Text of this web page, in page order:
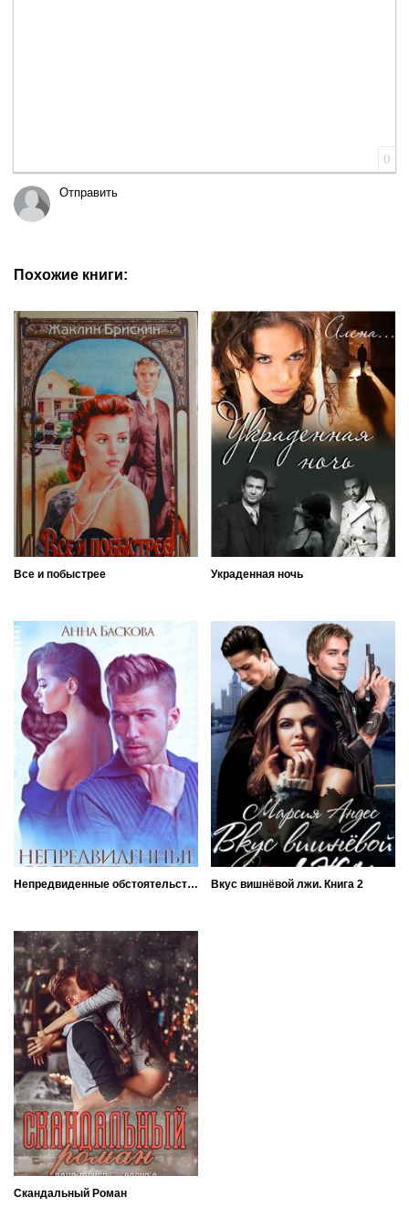
0
Отправить
Похожие книги:
Все и побыстрее Украденная ночь
Непредвиденные обстоятельства Вкус вишнёвой лжи. Книга 2
Скандальный Роман